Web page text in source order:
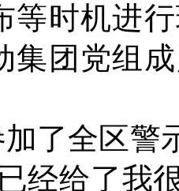
等时机进
集团党组
了全区警
经给了我